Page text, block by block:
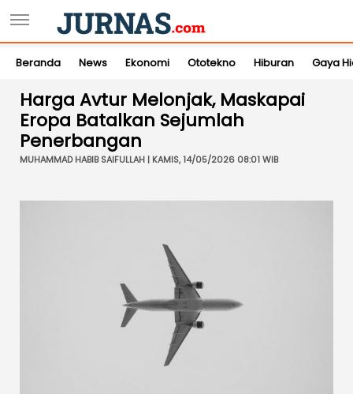
Beranda News Ekonomi Ototekno Hiburan Gaya
Harga Avtur Melonjak, Maskapai
Eropa Batalkan Sejumlah
Penerbangan
MUHAMMAD HABIB SAIFULLAH | KAMIS, 14/05/2026 08:01 WIB